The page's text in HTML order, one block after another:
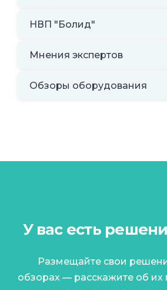
НВП "Болид"
Мнения экспертов
Обзоры оборудования
У вас есть
Размещайте свои
обзорах — расскажите об их